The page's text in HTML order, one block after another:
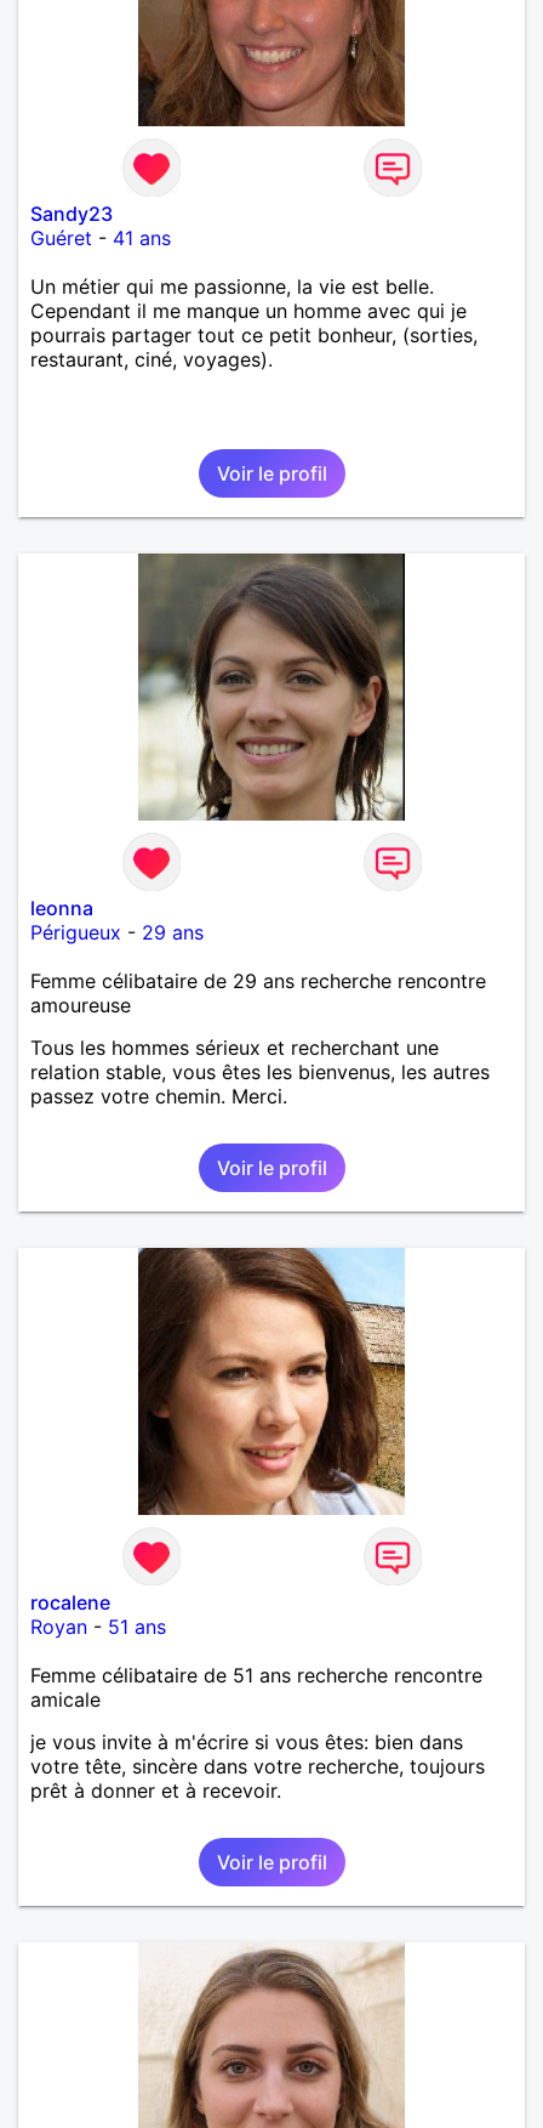
Sandy23
Guéret - 41 ans
Un métier qui me passionne, la vie est belle.
Cependant il me manque un homme avec qui je
pourrais partager tout ce petit bonheur, (sorties,
restaurant, ciné, voyages).
Voir le profil
leonna
Périgueux - 29 ans
Femme célibataire de 29 ans recherche rencontre
amoureuse
Tous les hommes sérieux et recherchant une
relation stable, vous êtes les bienvenus, les autres
passez votre chemin. Merci.
Voir le profil
rocalene
Royan - 51 ans
Femme célibataire de 51 ans recherche rencontre
amicale
je vous invite à m'écrire si vous êtes: bien dans
votre tête, sincère dans votre recherche, toujours
prêt à donner et à recevoir.
Voir le profil